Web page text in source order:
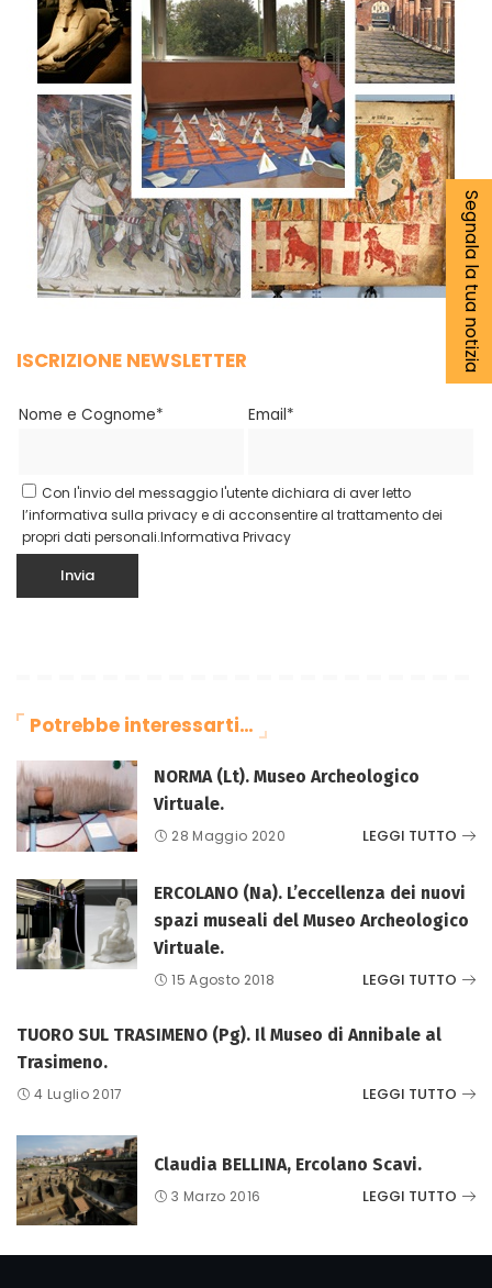
ISCRIZIONE NEWSLETTER
Nome e Cognome* Email*
Con l'invio del messaggio l'utente dichiara di aver letto
l’informativa sulla privacy e di acconsentire al trattamento dei
propri dati personali.Informativa Privacy
Potrebbe interessarti…
NORMA (Lt). Museo Archeologico
Virtuale.
28 Maggio 2020 LEGGI TUTTO
ERCOLANO (Na). L’eccellenza dei nuovi
spazi museali del Museo Archeologico
Virtuale.
15 Agosto 2018 LEGGI TUTTO
TUORO SUL TRASIMENO (Pg). Il Museo di Annibale al
Trasimeno.
4 Luglio 2017 LEGGI TUTTO
Claudia BELLINA, Ercolano Scavi.
3 Marzo 2016 LEGGI TUTTO
Segnala la tua notizia